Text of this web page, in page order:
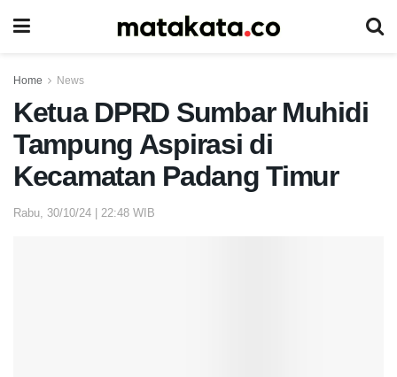
Home News
Ketua DPRD Sumbar Muhidi
Tampung Aspirasi di
Kecamatan Padang Timur
Rabu, 30/10/24 | 22:48 WIB